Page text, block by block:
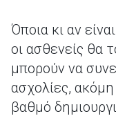
Όποια κι αν
οι ασθενείς θα
μπορούν να
ασχολίες, ακόμη
βαθμό